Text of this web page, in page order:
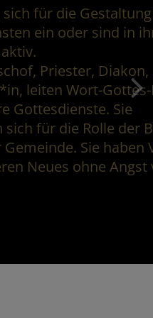
Gestaltung von
sind in ihrer
Diakon,
Gottes-Feiern
Sie
Rolle der Bibel im
Sie haben Visionen
Angst vor